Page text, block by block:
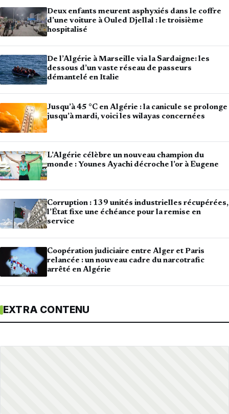
Deux enfants meurent asphyxiés dans le coffre
d’une voiture à Ouled Djellal : le troisième
hospitalisé
De l’Algérie à Marseille via la Sardaigne: les
dessous d’un vaste réseau de passeurs
démantelé en Italie
Jusqu’à 45 °C en Algérie : la canicule se prolonge
jusqu’à mardi, voici les wilayas concernées
L’Algérie célèbre un nouveau champion du
monde : Younes Ayachi décroche l’or à Eugene
Corruption : 139 unités industrielles récupérées,
l’État fixe une échéance pour la remise en
service
Coopération judiciaire entre Alger et Paris
relancée : un nouveau cadre du narcotrafic
arrêté en Algérie
EXTRA CONTENU